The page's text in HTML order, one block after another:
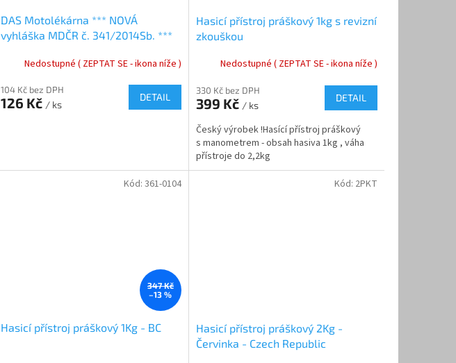
DAS Motolékárna *** NOVÁ
vyhláška MDČR č. 341/2014Sb. ***
Nedostupné ( ZEPTAT SE - ikona níže )
104 Kč bez DPH
126 Kč / ks
DETAIL
Hasicí přístroj práškový 1kg s revizní
zkouškou
Nedostupné ( ZEPTAT SE - ikona níže )
330 Kč bez DPH
399 Kč / ks
DETAIL
Český výrobek !Hasící přístroj práškový
s manometrem - obsah hasiva 1kg , váha
přístroje do 2,2kg
347 Kč
–13 %
Hasicí přístroj práškový 1Kg - BC
Kód: 361-0104
Hasicí přístroj práškový 2Kg -
Červinka - Czech Republic
Kód: 2PKT